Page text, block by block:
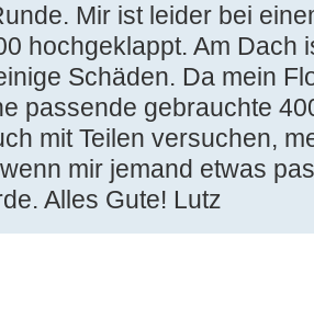
Mir ist leider bei
hochgeklappt. Am Dach
Schäden. Da mein
passende gebrauchte
mit Teilen versuchen,
mir jemand etwas
Alles Gute! Lutz